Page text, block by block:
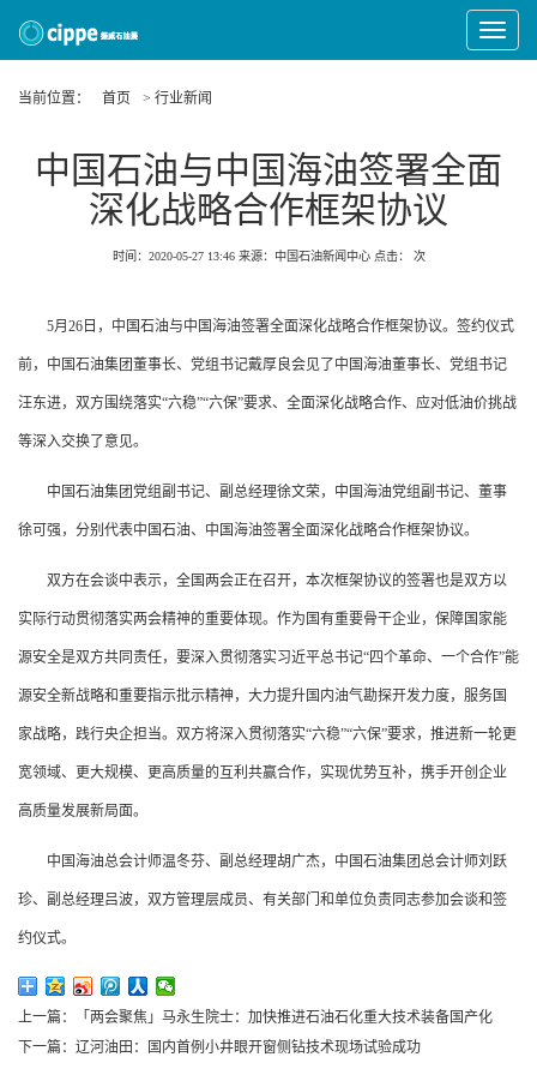
Toggle
当前位置：
首页 > 行业新闻
中国石油与中国海油签署全面
深化战略合作框架协议
时间：2020-05-27 13:46 来源：中国石油新闻中心 点击： 次
5月26日，中国石油与中国海油签署全面深化战略合作框架协议。签约仪式
前，中国石油集团董事长、党组书记戴厚良会见了中国海油董事长、党组书记
汪东进，双方围绕落实“六稳”“六保”要求、全面深化战略合作、应对低油价挑战
等深入交换了意见。
中国石油集团党组副书记、副总经理徐文荣，中国海油党组副书记、董事
徐可强，分别代表中国石油、中国海油签署全面深化战略合作框架协议。
双方在会谈中表示，全国两会正在召开，本次框架协议的签署也是双方以
实际行动贯彻落实两会精神的重要体现。作为国有重要骨干企业，保障国家能
源安全是双方共同责任，要深入贯彻落实习近平总书记“四个革命、一个合作”能
源安全新战略和重要指示批示精神，大力提升国内油气勘探开发力度，服务国
家战略，践行央企担当。双方将深入贯彻落实“六稳”“六保”要求，推进新一轮更
宽领域、更大规模、更高质量的互利共赢合作，实现优势互补，携手开创企业
高质量发展新局面。
中国海油总会计师温冬芬、副总经理胡广杰，中国石油集团总会计师刘跃
珍、副总经理吕波，双方管理层成员、有关部门和单位负责同志参加会谈和签
约仪式。
上一篇：
「两会聚焦」马永生院士：加快推进石油石化重大技术装备国产化
下一篇： 辽河油田：国内首例小井眼开窗侧钻技术现场试验成功